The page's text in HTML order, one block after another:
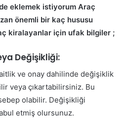
eklemek istiyorum Araç
önemli bir kaç hususu
kiralayanlar için ufak bilgiler ;
Değişikliği:
ve onay dahilinde değişiklik
veya çıkartabilirsiniz. Bu
olabilir. Değişikliği
etmiş olursunuz.